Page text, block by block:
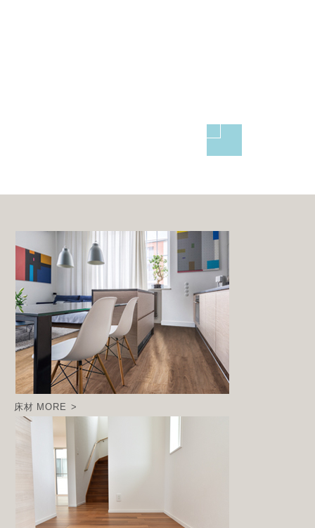
床材 MORE